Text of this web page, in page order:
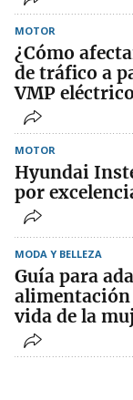
MOTOR
¿Cómo
de tráfico a
VMP
MOTOR
Hyundai
por
MODA Y BELLEZA
Guía para
alimentación
vida de la